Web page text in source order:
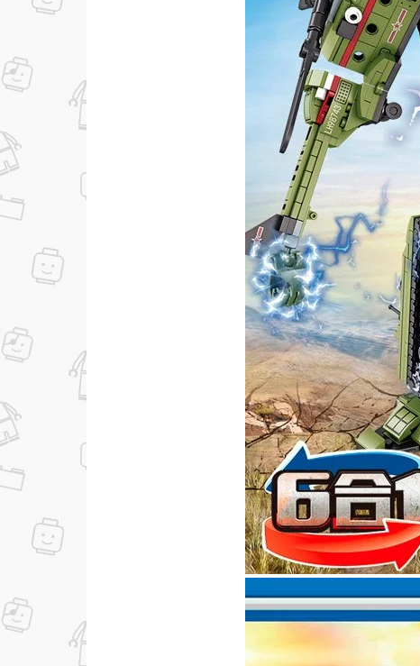
Подробные условия всех акций и бонусов...